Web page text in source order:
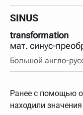
Порядок словарей
названия
словари.
SINUS
transformation
мат. синус-
Большой англо-
Ранее с помощью
находили